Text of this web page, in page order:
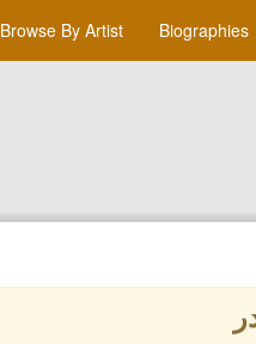
Browse By Artist Biographies